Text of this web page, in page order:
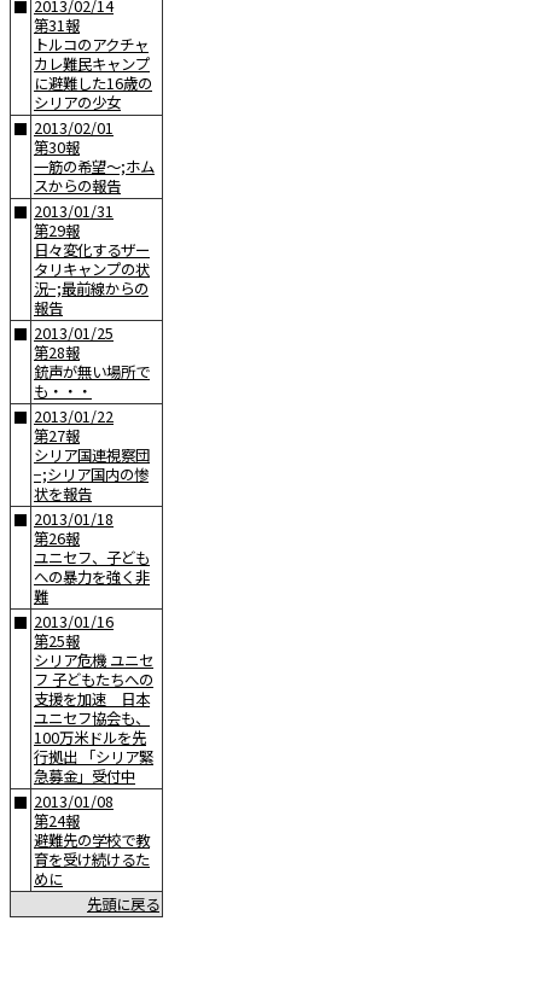
■ 2013/02/14
第31報
トルコのアクチャ
カレ難民キャンプ
に避難した16歳の
シリアの少女
■ 2013/02/01
第30報
一筋の希望〜;ホム
スからの報告
■ 2013/01/31
第29報
日々変化するザー
タリキャンプの状
況−;最前線からの
報告
■ 2013/01/25
第28報
銃声が無い場所で
も・・・
■ 2013/01/22
第27報
シリア国連視察団
−;シリア国内の惨
状を報告
■ 2013/01/18
第26報
ユニセフ、子ども
への暴力を強く非
難
■ 2013/01/16
第25報
シリア危機 ユニセ
フ 子どもたちへの
支援を加速 日本
ユニセフ協会も、
100万米ドルを先
行拠出 「シリア緊
急募金」受付中
■ 2013/01/08
第24報
避難先の学校で教
育を受け続けるた
めに
先頭に戻る